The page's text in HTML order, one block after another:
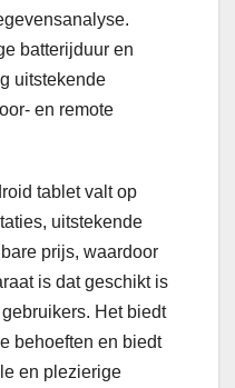
batterijduur en
uitstekende
en remote
tablet valt op
uitstekende
prijs, waardoor
is dat geschikt is
Het biedt
behoeften en biedt
en plezierige